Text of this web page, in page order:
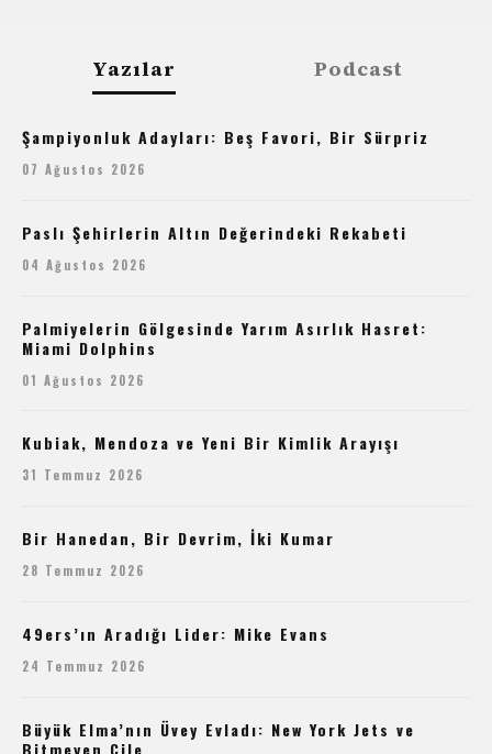
Yazılar Podcast
Şampiyonluk Adayları: Beş Favori, Bir Sürpriz
07 Ağustos 2026
Paslı Şehirlerin Altın Değerindeki Rekabeti
04 Ağustos 2026
Palmiyelerin Gölgesinde Yarım Asırlık Hasret:
Miami Dolphins
01 Ağustos 2026
Kubiak, Mendoza ve Yeni Bir Kimlik Arayışı
31 Temmuz 2026
Bir Hanedan, Bir Devrim, İki Kumar
28 Temmuz 2026
49ers’ın Aradığı Lider: Mike Evans
24 Temmuz 2026
Büyük Elma’nın Üvey Evladı: New York Jets ve
Bitmeyen Çile